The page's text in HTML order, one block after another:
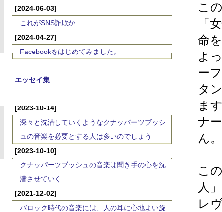
[2024-06-03]
これがSNS詐欺か
[2024-04-27]
Facebookをはじめてみました。
エッセイ集
[2023-10-14]
深々と沈潜していくようなクナッパーツブッシ
ュの音楽を必要とする人は多いのでしょう
[2023-10-10]
クナッパーツブッシュの音楽は聞き手の心を沈
潜させていく
[2021-12-02]
バロック時代の音楽には、人の耳に心地よい旋
こ
「
命
よ
ー
タ
ま
ナ
ん。
こ
人
レ